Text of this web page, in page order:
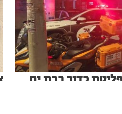
כדור בבת ים